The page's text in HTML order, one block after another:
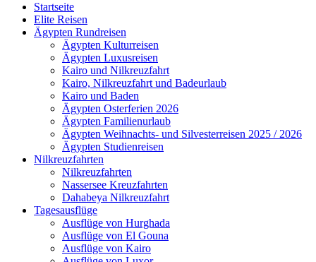
Startseite
Elite Reisen
Ägypten Rundreisen
Ägypten Kulturreisen
Ägypten Luxusreisen
Kairo und Nilkreuzfahrt
Kairo, Nilkreuzfahrt und Badeurlaub
Kairo und Baden
Ägypten Osterferien 2026
Ägypten Familienurlaub
Ägypten Weihnachts- und Silvesterreisen 2025 / 2026
Ägypten Studienreisen
Nilkreuzfahrten
Nilkreuzfahrten
Nassersee Kreuzfahrten
Dahabeya Nilkreuzfahrt
Tagesausflüge
Ausflüge von Hurghada
Ausflüge von El Gouna
Ausflüge von Kairo